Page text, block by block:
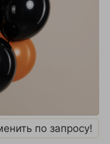
по запросу!